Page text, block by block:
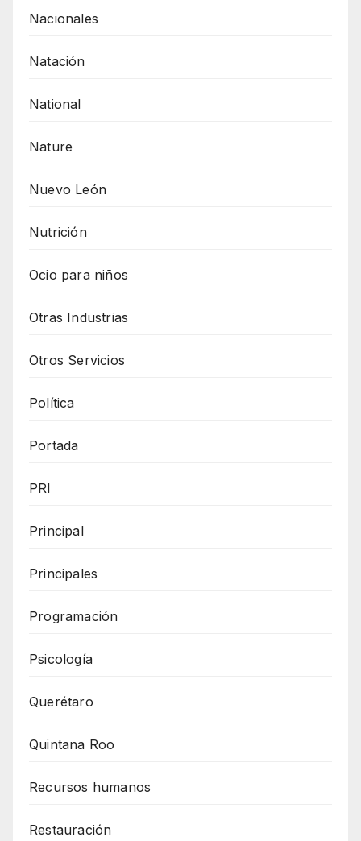
Nacionales
Natación
National
Nature
Nuevo León
Nutrición
Ocio para niños
Otras Industrias
Otros Servicios
Política
Portada
PRI
Principal
Principales
Programación
Psicología
Querétaro
Quintana Roo
Recursos humanos
Restauración